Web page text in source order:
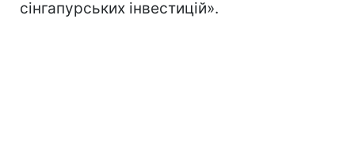
сінгапурських інвестицій».